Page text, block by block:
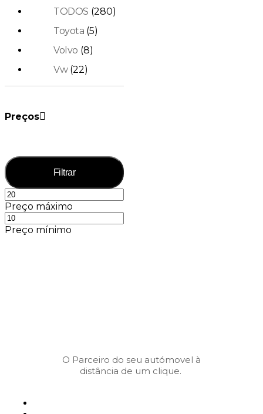
TODOS (280)
Toyota (5)
Volvo (8)
Vw (22)
Preços
Preço mínimo
Preço máximo
Filtrar
O Parceiro do seu autómovel à
distância de um clique.